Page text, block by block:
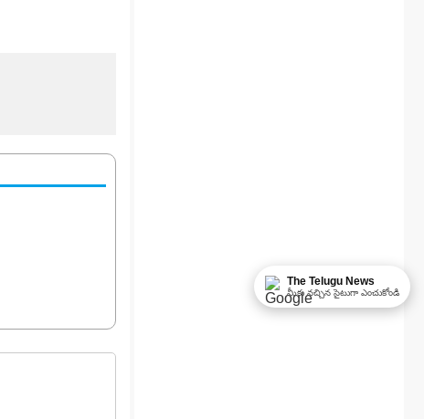
The Telugu News
మీకు నచ్చిన సైటుగా ఎంచుకోండి